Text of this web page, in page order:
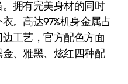
拥有完美身材的同时
。高达97%机身金属占
工艺，官方配色方面
、雅黑、炫红四种配